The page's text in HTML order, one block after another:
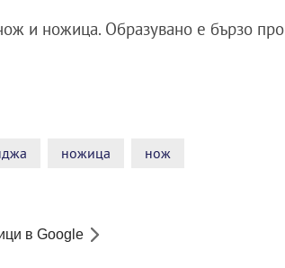
и ножица. Образувано е бързо
ножица нож
в Google